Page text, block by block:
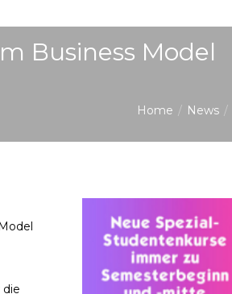
Business Model
Home News